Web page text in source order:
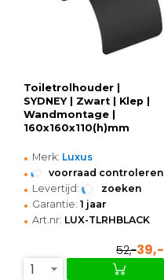
Toiletrolhouder |
SYDNEY | Zwart | Klep |
Wandmontage |
160x160x110(h)mm
• Merk: Luxus
• voorraad controleren
• Levertijd: zoeken
• Garantie: 1 jaar
• Art.nr: LUX-TLRHBLACK
52,-39,-
1